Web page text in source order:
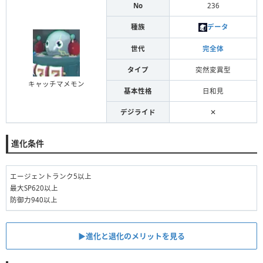
キャッチマメモン
No 236
種族 データ
世代 完全体
タイプ 突然変異型
基本性格 日和見
デジライド ✕
進化条件
エージェントランク5以上
最大SP620以上
防御力940以上
▶︎進化と退化のメリットを見る